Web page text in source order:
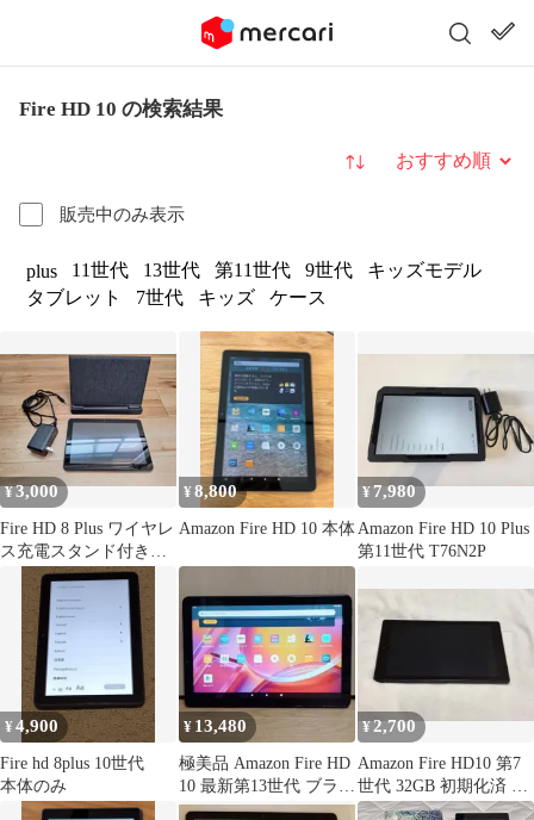
Fire HD 10 の検索結果
販売中のみ表示
並び替え
plus 11世代 13世代 第11世代 9世代
キッズモデル
タブレット
7世代 キッズ ケース
¥3,000
Fire HD 8 Plus ワイヤレ
ス充電スタンド付き
第10世代 ジャンク品
¥8,800
Amazon Fire HD 10 本体
¥7,980
Amazon Fire HD 10 Plus
第11世代 T76N2P
¥4,900
Fire hd 8plus 10世代
本体のみ
¥ 13,480
極美品 Amazon Fire HD
10 最新第13世代 ブラッ
ク 32GB
¥2,700
Amazon Fire HD10 第7
世代 32GB 初期化済 本
体のみ